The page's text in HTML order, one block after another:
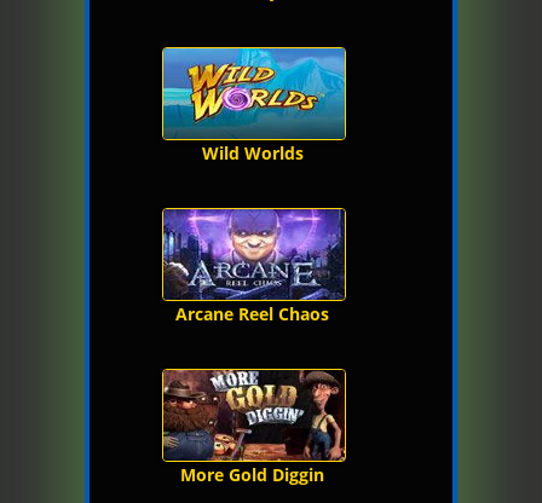
Wild Worlds
Arcane Reel Chaos
More Gold Diggin